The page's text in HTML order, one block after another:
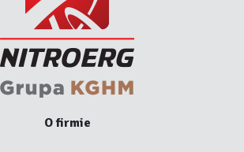
O firmie